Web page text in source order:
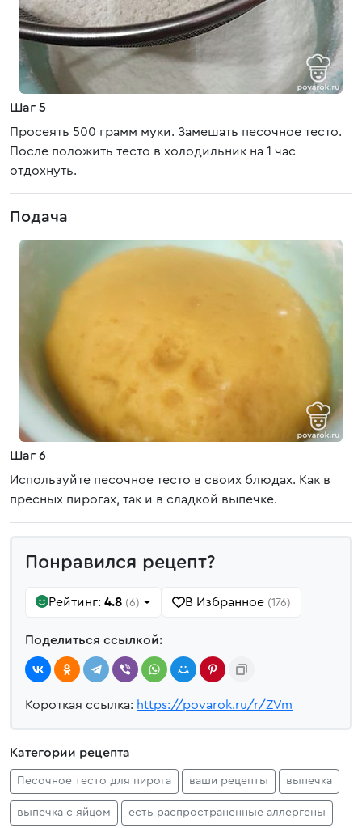
Шаг 5
Просеять 500 грамм муки. Замешать песочное тесто.
После положить тесто в холодильник на 1 час
отдохнуть.
Подача
Шаг 6
Используйте песочное тесто в своих блюдах. Как в
пресных пирогах, так и в сладкой выпечке.
Понравился рецепт?
Рейтинг: 4.8 (6) В Избранное (176)
Поделиться ссылкой:
Короткая ссылка: https://povarok.ru/r/ZVm
Категории рецепта
Песочное тесто для пирога ваши рецепты выпечка
выпечка с яйцом есть распространенные аллергены